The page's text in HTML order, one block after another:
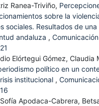
Ranea-Triviño,
sobre la
sociales. Resultados de
andaluza ,
Elórtegui Gómez, Claudia
político en un
institucional ,
Apodaca-Cabrera,